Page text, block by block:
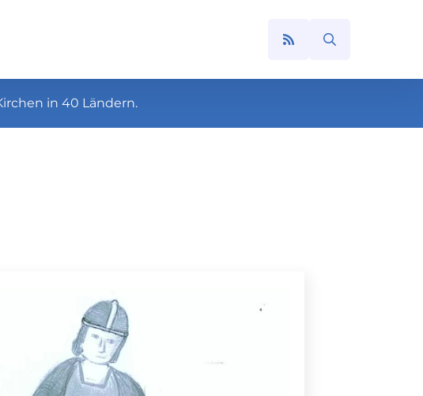
in 40 Ländern.